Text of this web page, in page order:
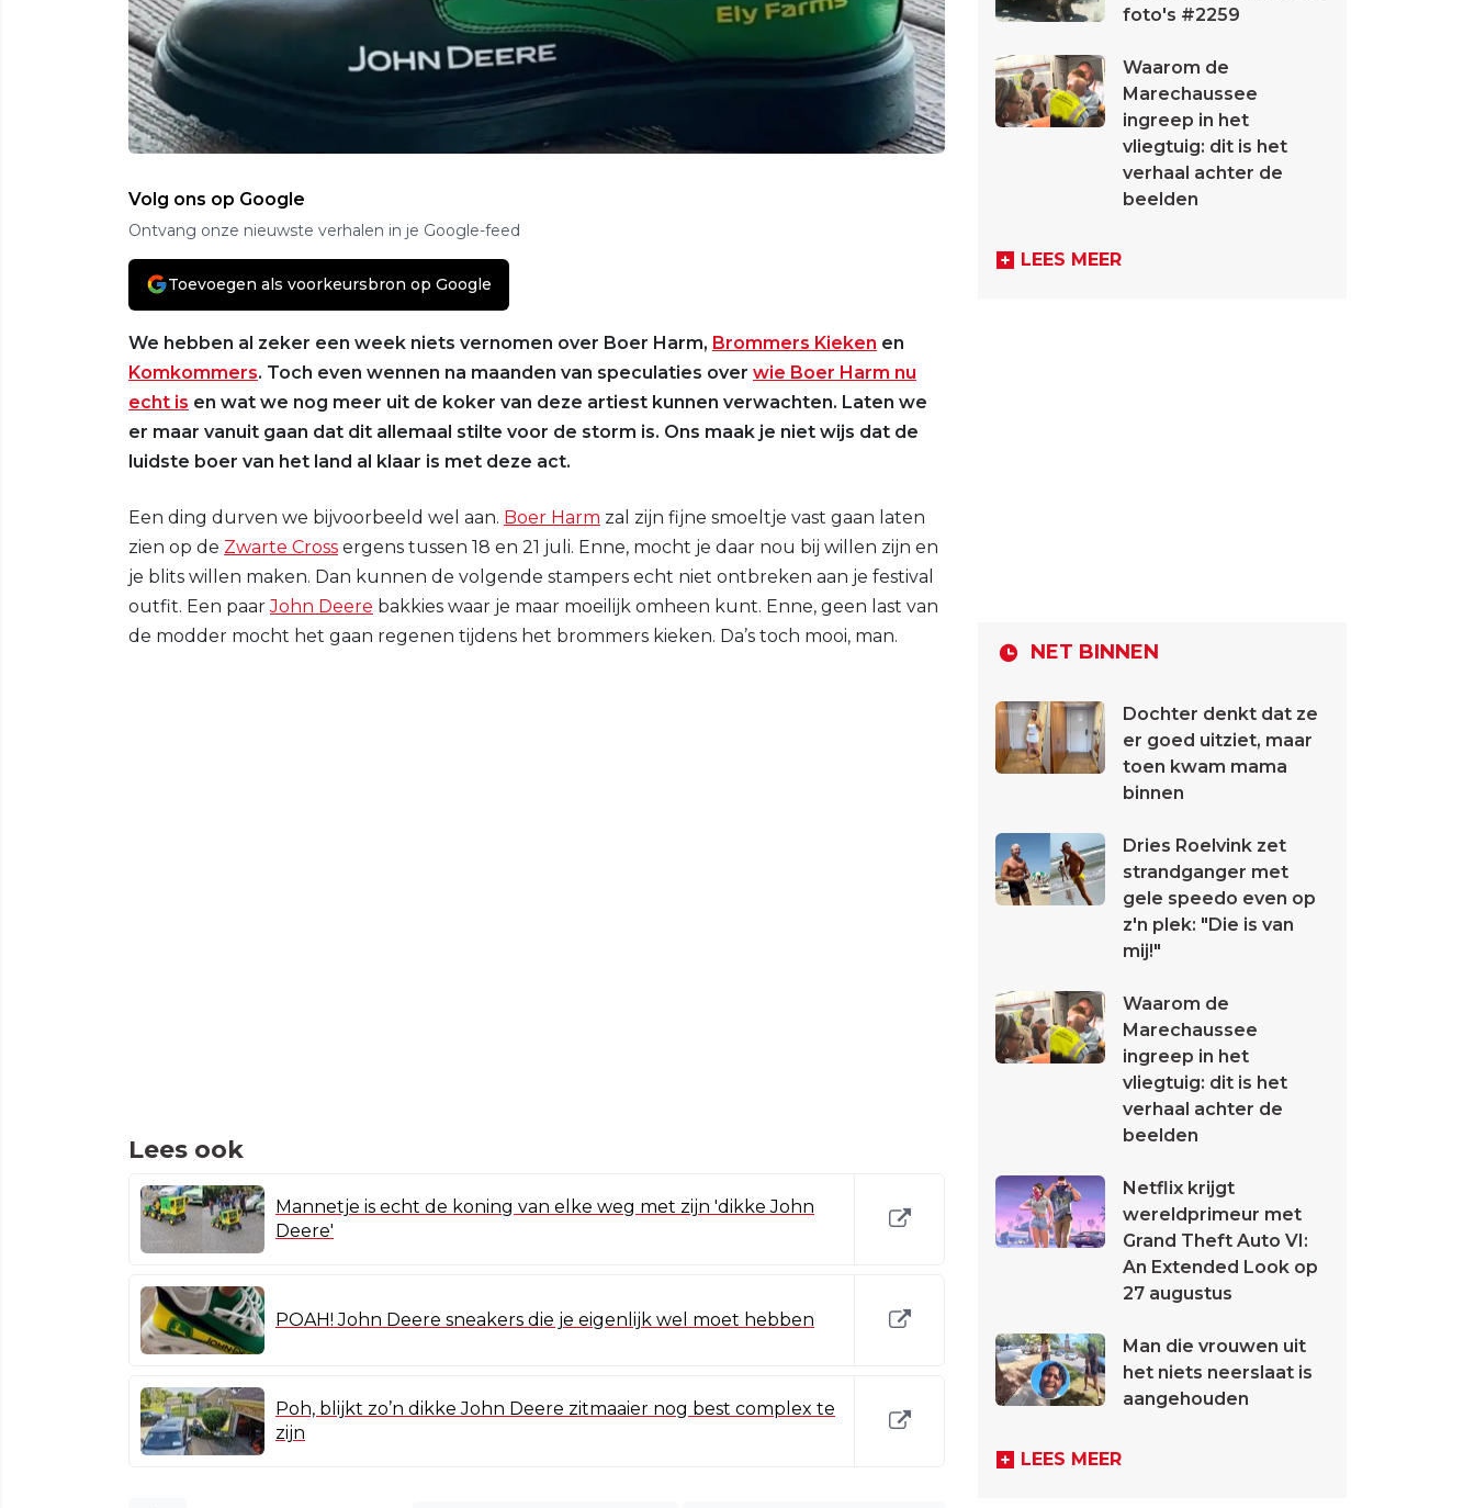
Volg ons op Google
Ontvang onze nieuwste verhalen in je Google-feed
Toevoegen als voorkeursbron op Google
We hebben al zeker een week niets vernomen over Boer Harm, Brommers Kieken en
Komkommers. Toch even wennen na maanden van speculaties over wie Boer Harm nu
echt is en wat we nog meer uit de koker van deze artiest kunnen verwachten. Laten we
er maar vanuit gaan dat dit allemaal stilte voor de storm is. Ons maak je niet wijs dat de
luidste boer van het land al klaar is met deze act.
Een ding durven we bijvoorbeeld wel aan. Boer Harm zal zijn fijne smoeltje vast gaan laten
zien op de Zwarte Cross ergens tussen 18 en 21 juli. Enne, mocht je daar nou bij willen zijn en
je blits willen maken. Dan kunnen de volgende stampers echt niet ontbreken aan je festival
outfit. Een paarJohn Deere bakkies waar je maar moeilijk omheen kunt. Enne, geen last van
de modder mocht het gaan regenen tijdens het brommers kieken. Da’s toch mooi, man.
Lees ook
Mannetje is echt de koning van elke weg met zijn 'dikke John
Deere'
POAH! John Deere sneakers die je eigenlijk wel moet hebben
Poh, blijkt zo’n dikke John Deere zitmaaier nog best complex te
zijn
foto's #2259
Waarom de
Marechaussee
ingreep in het
vliegtuig: dit is het
verhaal achter de
beelden
LEES MEER
NET BINNEN
Dochter denkt dat ze
er goed uitziet, maar
toen kwam mama
binnen
Dries Roelvink zet
strandganger met
gele speedo even op
z'n plek: "Die is van
mij!"
Waarom de
Marechaussee
ingreep in het
vliegtuig: dit is het
verhaal achter de
beelden
Netflix krijgt
wereldprimeur met
Grand Theft Auto VI:
An Extended Look op
27 augustus
Man die vrouwen uit
het niets neerslaat is
aangehouden
LEES MEER